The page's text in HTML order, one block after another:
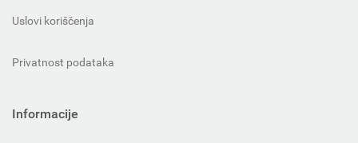
Uslovi koriščenja
Privatnost podataka
Informacije